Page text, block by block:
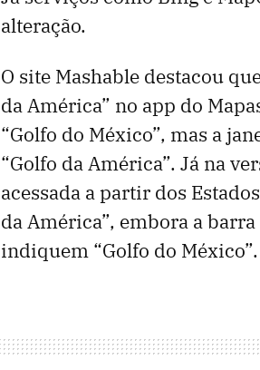
alteração.
O site Mashable destacou
da América” no app do
“Golfo do México”, mas a
“Golfo da América”. Já na
acessada a partir dos
da América”, embora a
indiquem “Golfo do México”.